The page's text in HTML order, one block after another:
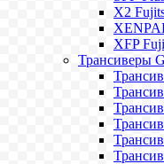
X2
XFP
Трансиверы